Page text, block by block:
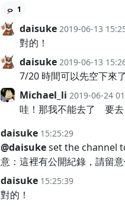
1
daisuke 2019-06-13
對的！
daisuke 2019-06-13
7/20 時間可以先空下來
Michael_li 2019-06-24
哇！那我不能去了 要
daisuke 15:25:29
@daisukeset the channel
意：這裡有公開紀錄，請留
daisuke 15:25:39
對的！